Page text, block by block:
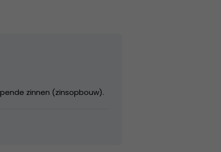
zinnen (zinsopbouw).